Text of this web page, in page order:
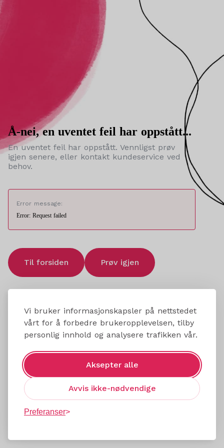
Vi bruker informasjonskapsler på nettstedet
vårt for å forbedre brukeropplevelsen, tilby
personlig innhold og analysere trafikken vår.
Aksepter alle
Avvis ikke-nødvendige
Preferanser
Å-nei, en uventet feil har oppstått...
En uventet feil har oppstått. Vennligst prøv
igjen senere, eller kontakt kundeservice ved
behov.
Error message:
Error: Request failed
Til forsiden Prøv igjen